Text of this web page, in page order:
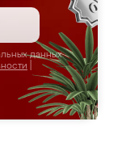
данных